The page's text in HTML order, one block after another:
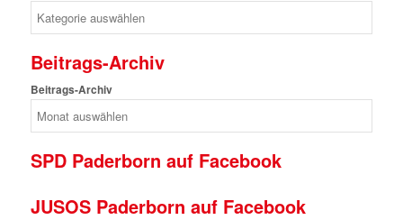
Beitrags-Archiv
Beitrags-Archiv
SPD Paderborn auf Facebook
JUSOS Paderborn auf Facebook